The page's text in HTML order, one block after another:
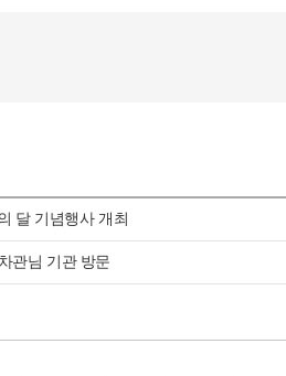
달 기념행사 개최
관님 기관 방문